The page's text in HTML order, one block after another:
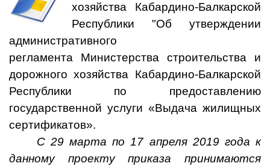
хозяйства Кабардино-Балкарской
Республики "Об утверждении
административного
регламента Министерства строительства и
дорожного хозяйства Кабардино-Балкарской
Республики по предоставлению
государственной услуги «Выдача жилищных
сертификатов».
С 29 марта по 17 апреля 2019 года к
данному проекту приказа принимаются